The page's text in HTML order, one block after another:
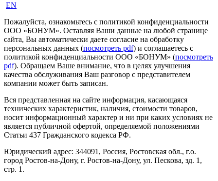
EN
Пожалуйста, ознакомьтесь с политикой конфиденциальности
ООО «БОНУМ». Оставляя Ваши данные на любой странице
сайта, Вы автоматически даете согласие на обработку
персональных данных (посмотреть pdf) и соглашаетесь с
политикой конфиденциальности ООО «БОНУМ» (посмотреть
pdf). Обращаем Ваше внимание, что в целях улучшения
качества обслуживания Ваш разговор с представителем
компании может быть записан.
Вся представленная на сайте информация, касающаяся
технических характеристик, наличия, стоимости товаров,
носит информационный характер и ни при каких условиях не
является публичной офертой, определяемой положениями
Статьи 437 Гражданского кодекса РФ.
Юридический адрес: 344091, Россия, Ростовская обл., г.о.
город Ростов-на-Дону, г. Ростов-на-Дону, ул. Пескова, зд. 1,
стр. 1.